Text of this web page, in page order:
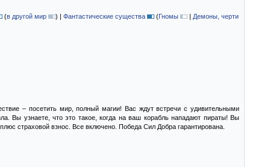
(в другой мир ) | Фантастические существа (Гномы | Демоны, черти
– посетить мир, полный магии! Вас ждут встречи с удивительными
Вы узнаете, что это такое, когда на ваш корабль нападают пираты! Вы
страховой взнос. Все включено. Победа Сил Добра гарантирована.